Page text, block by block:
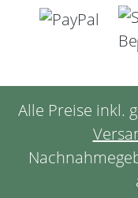
Alle Preise inkl.